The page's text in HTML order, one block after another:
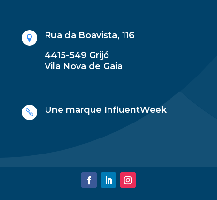

Rua da Boavista, 116
4415-549 Grijó
Vila Nova de Gaia
 Une marque InfluentWeek